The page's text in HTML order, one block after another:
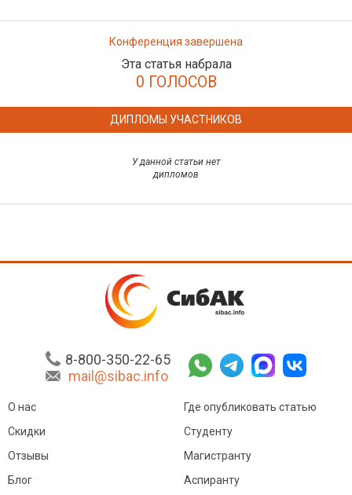
Конференция завершена
Эта статья набрала
0 ГОЛОСОВ
ДИПЛОМЫ УЧАСТНИКОВ
У данной статьи нет
дипломов
8-800-350-22-65
mail@sibac.info
О нас
Скидки
Отзывы
Блог
Где опубликовать статью
Студенту
Магистранту
Аспиранту